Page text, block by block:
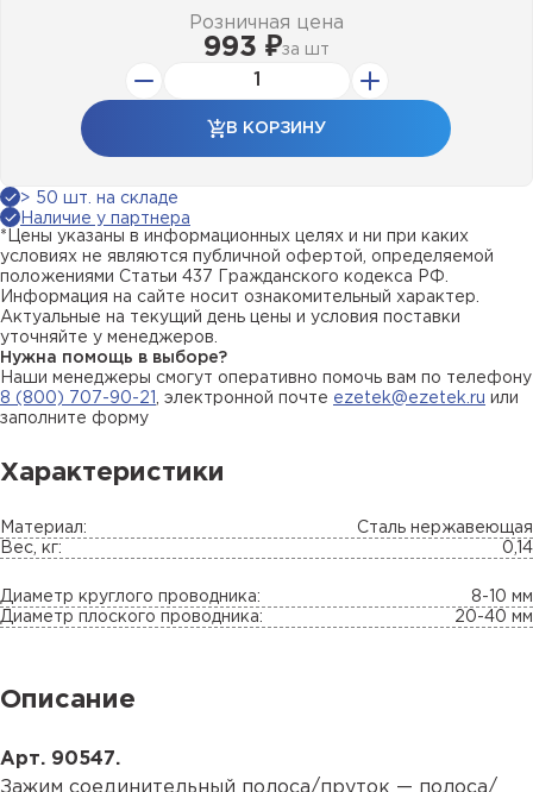
Розничная цена
993 ₽за шт
В КОРЗИНУ
> 50 шт. на складе
Наличие у партнера
*Цены указаны в информационных целях и ни при каких
условиях не являются публичной офертой, определяемой
положениями Статьи 437 Гражданского кодекса РФ.
Информация на сайте носит ознакомительный характер.
Актуальные на текущий день цены и условия поставки
уточняйте у менеджеров.
Нужна помощь в выборе?
Наши менеджеры смогут оперативно помочь вам по телефону
8 (800) 707-90-21
, электронной почте ezetek@ezetek.ru или
заполните форму
Характеристики
Материал:
Сталь нержавеющая
Вес, кг:
0,14
Диаметр круглого проводника:
8-10 мм
Диаметр плоского проводника:
20-40 мм
Описание
Арт. 90547.
Зажим соединительный полоса/пруток — полоса/